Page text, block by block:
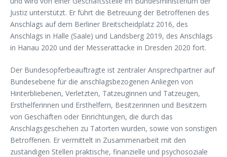
Justiz unterstützt. Er führt die Betreuung der Betroffenen des
Anschlags auf dem Berliner Breitscheidplatz 2016, des
Anschlags in Halle (Saale) und Landsberg 2019, des Anschlags
in Hanau 2020 und der Messerattacke in Dresden 2020 fort.
Der Bundesopferbeauftragte ist zentraler Ansprechpartner auf
Bundesebene für die anschlagsbezogenen Anliegen von
Hinterbliebenen, Verletzten, Tatzeuginnen und Tatzeugen,
Ersthelferinnen und Ersthelfern, Besitzerinnen und Besitzern
von Geschäften oder Einrichtungen, die durch das
Anschlagsgeschehen zu Tatorten wurden, sowie von sonstigen
Betroffenen. Er vermittelt in Zusammenarbeit mit den
zuständigen Stellen praktische, finanzielle und psychosoziale